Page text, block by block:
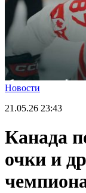
Новости
21.05.26 23:43
Канада
очки и